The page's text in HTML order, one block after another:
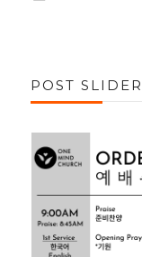
POST SLIDER